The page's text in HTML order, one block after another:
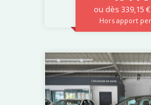
ou dès 339,15
Hors apport